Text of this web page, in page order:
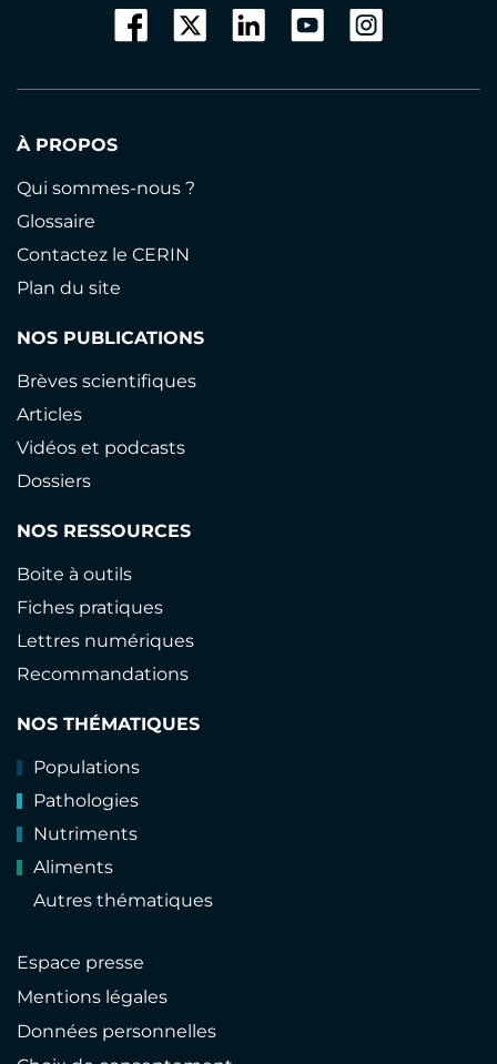
À PROPOS
Qui sommes-nous ?
Glossaire
Contactez le CERIN
Plan du site
NOS PUBLICATIONS
Brèves scientifiques
Articles
Vidéos et podcasts
Dossiers
NOS RESSOURCES
Boite à outils
Fiches pratiques
Lettres numériques
Recommandations
NOS THÉMATIQUES
Populations
Pathologies
Nutriments
Aliments
Autres thématiques
Espace presse
Mentions légales
Données personnelles